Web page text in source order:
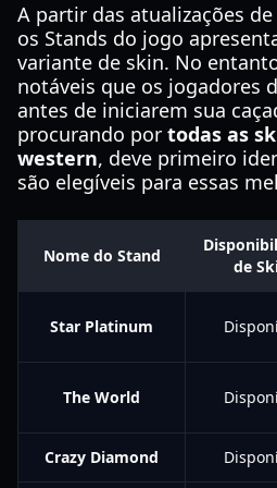
A partir das atualizações
os Stands do jogo
variante de skin. No
notáveis que os jogadores
antes de iniciarem sua
procurando por todas as
western, deve primeiro
são elegíveis para essas
Nome do Stand
de
Star Platinum
The World
Crazy Diamond